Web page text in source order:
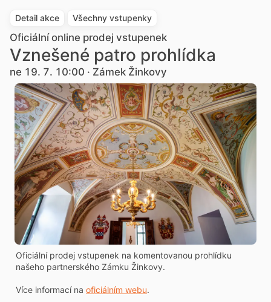
Detail akce Všechny vstupenky
Oficiální online prodej vstupenek
Vznešené patro prohlídka
ne 19. 7. 10:00 · Zámek Žinkovy
Oficiální prodej vstupenek na komentovanou prohlídku
našeho partnerského Zámku Žinkovy.
Více informací na oficiálním webu.